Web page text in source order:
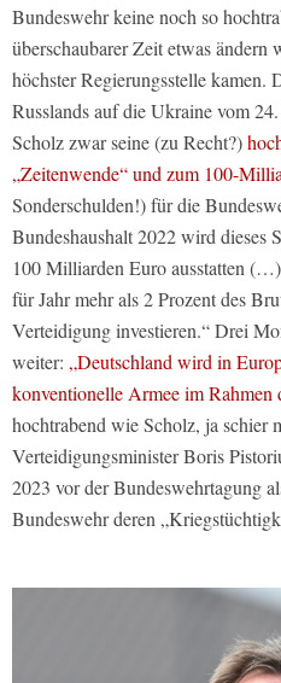
Bundeswehr keine noch so
überschaubarer Zeit etwas ändern
höchster Regierungsstelle kamen.
Russlands auf die Ukraine vom
Scholz zwar seine (zu Recht?)
„Zeitenwende“ und zum 100-
Sonderschulden!) für die
Bundeshaushalt 2022 wird dieses
100 Milliarden Euro ausstatten
für Jahr mehr als 2 Prozent des
Verteidigung investieren.“ Drei
weiter: „Deutschland wird in
konventionelle Armee im Rahmen
hochtrabend wie Scholz, ja schier
Verteidigungsminister Boris
2023 vor der Bundeswehrtagung
Bundeswehr deren